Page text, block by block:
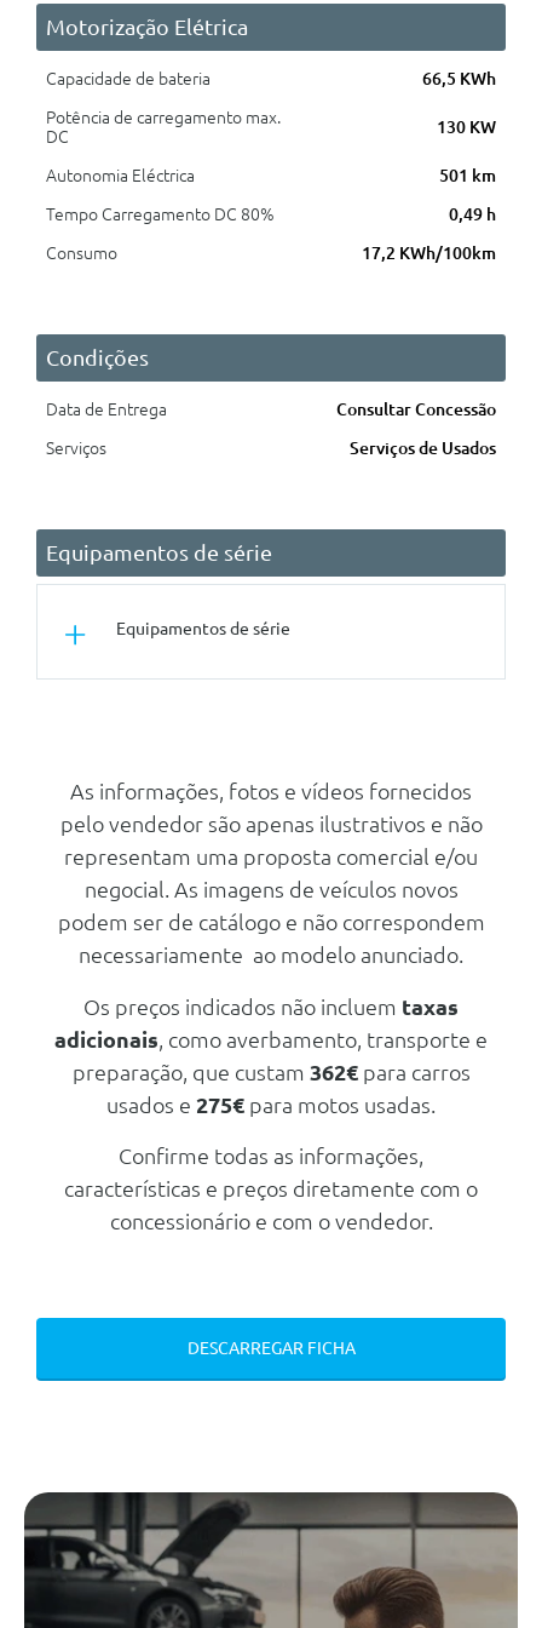
Motorização Elétrica
Capacidade de bateria
66,5 KWh
Potência de carregamento max.
DC
130 KW
Autonomia Eléctrica
501 km
Tempo Carregamento DC 80%
0,49 h
Consumo
17,2 KWh/100km
Condições
Data de Entrega
Consultar Concessão
Serviços
Serviços de Usados
Equipamentos de série
Equipamentos de série
Ar Condicionado Automático
Triangulo E Kit Primeiros
Bancos Dianteiros Aquecidos
Pack Desportivo M
Fecho Central
Transmissão/Chassis/Suspensão
Transmissao Automatica De 1
Velocidade
Direcção Assistida
Monitorizaçao Da Pressao Dos
Pneus
Performance Control
Bagageira
Protecçao Acustica Para Peoes
Sistema I-Size Para Cadeira
Infantil
As informações, fotos e vídeos fornecidos
pelo vendedor são apenas ilustrativos e não
representam uma proposta comercial e/ou
negocial. As imagens de veículos novos
podem ser de catálogo e não correspondem
necessariamente ao modelo anunciado.
Os preços indicados não incluem taxas
adicionais , como averbamento, transporte e
preparação, que custam 362€para carros
usados e 275€ para motos usadas.
Confirme todas as informações,
características e preços diretamente com o
concessionário e com o vendedor.
DESCARREGAR FICHA